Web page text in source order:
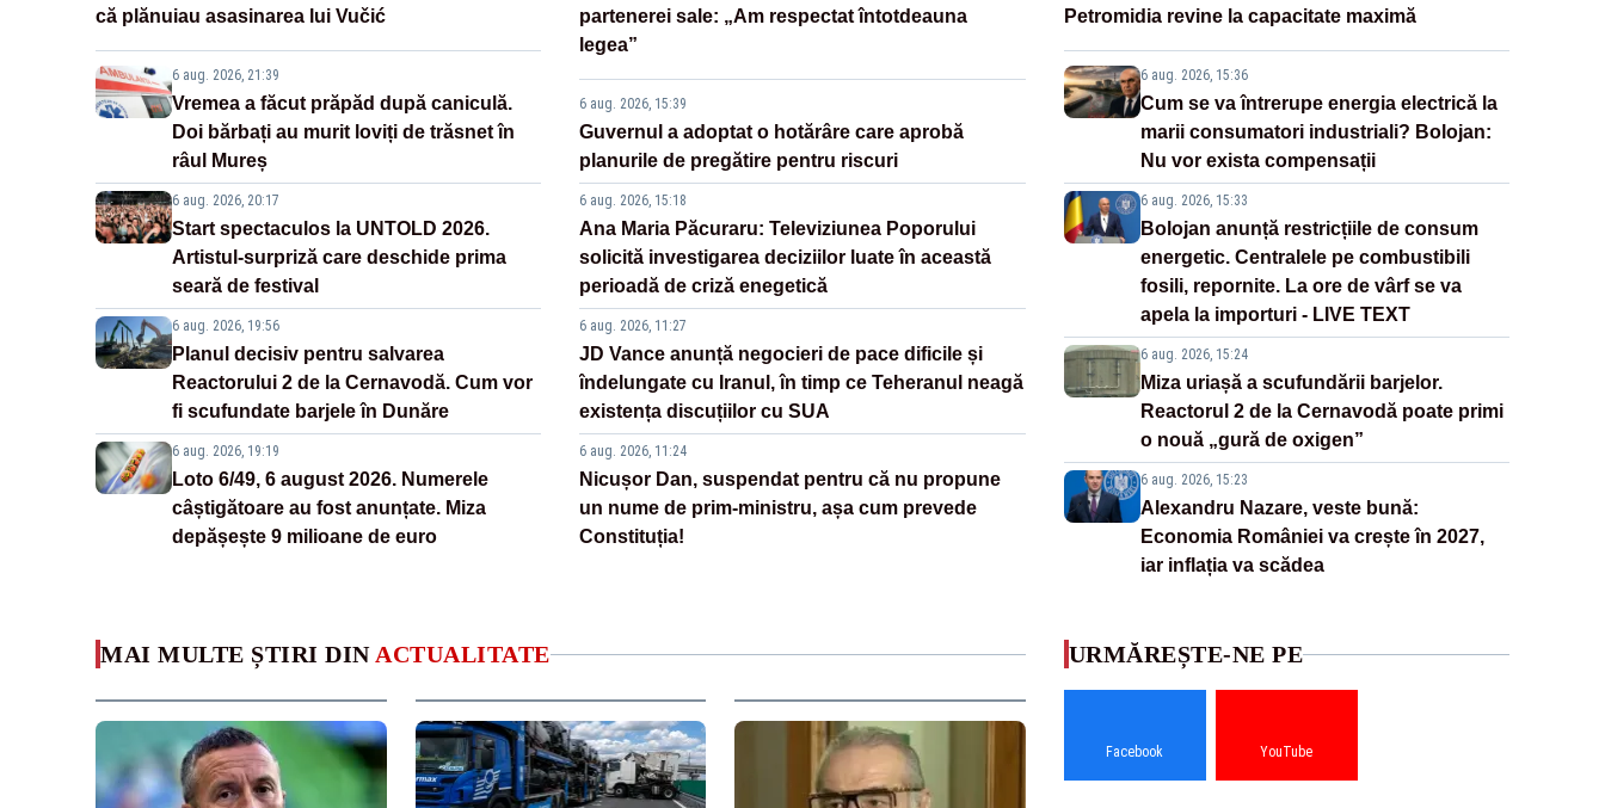
că plănuiau asasinarea lui Vučić
6 aug. 2026, 21:39
Vremea a făcut prăpăd după caniculă.
Doi bărbați au murit loviți de trăsnet în
râul Mureș
6 aug. 2026, 20:17
Start spectaculos la UNTOLD 2026.
Artistul-surpriză care deschide prima
seară de festival
6 aug. 2026, 19:56
Planul decisiv pentru salvarea
Reactorului 2 de la Cernavodă. Cum vor
fi scufundate barjele în Dunăre
6 aug. 2026, 19:19
Loto 6/49, 6 august 2026. Numerele
câștigătoare au fost anunțate. Miza
depășește 9 milioane de euro
partenerei sale: „Am respectat întotdeauna
legea”
6 aug. 2026, 15:39
Guvernul a adoptat o hotărâre care aprobă
planurile de pregătire pentru riscuri
6 aug. 2026, 15:18
Ana Maria Păcuraru: Televiziunea Poporului
solicită investigarea deciziilor luate în această
perioadă de criză enegetică
6 aug. 2026, 11:27
JD Vance anunță negocieri de pace dificile și
îndelungate cu Iranul, în timp ce Teheranul neagă
existența discuțiilor cu SUA
6 aug. 2026, 11:24
Nicușor Dan, suspendat pentru că nu propune
un nume de prim-ministru, așa cum prevede
Constituția!
Petromidia revine la capacitate maximă
6 aug. 2026, 15:36
Cum se va întrerupe energia electrică la
marii consumatori industriali? Bolojan:
Nu vor exista compensații
6 aug. 2026, 15:33
Bolojan anunță restricțiile de consum
energetic. Centralele pe combustibili
fosili, repornite. La ore de vârf se va
apela la importuri - LIVE TEXT
6 aug. 2026, 15:24
Miza uriașă a scufundării barjelor.
Reactorul 2 de la Cernavodă poate primi
o nouă „gură de oxigen”
6 aug. 2026, 15:23
Alexandru Nazare, veste bună:
Economia României va crește în 2027,
iar inflația va scădea
MAI MULTE ȘTIRI DIN ACTUALITATE URMĂREȘTE-NE PE
Facebook YouTube